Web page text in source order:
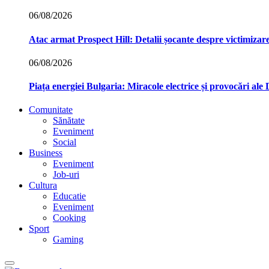
06/08/2026
Atac armat Prospect Hill: Detalii șocante despre
06/08/2026
Piața energiei Bulgaria: Miracole electrice și provocări ale
Comunitate
Sănătate
Eveniment
Social
Business
Eveniment
Job-uri
Cultura
Educatie
Eveniment
Cooking
Sport
Gaming